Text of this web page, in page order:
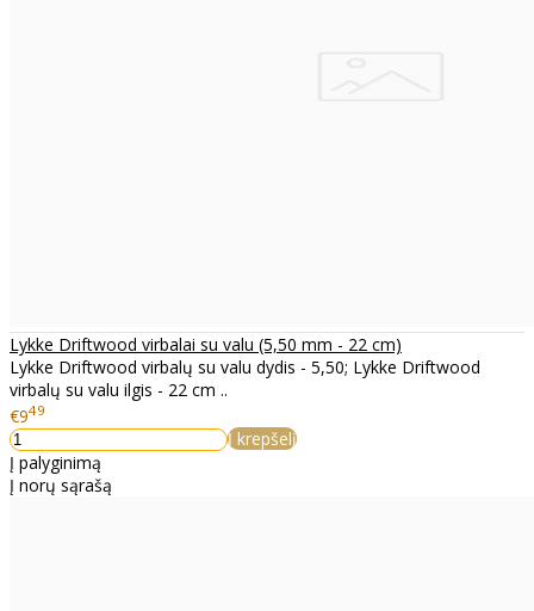
Lykke Driftwood virbalai su valu (5,50 mm - 22 cm)
Lykke Driftwood virbalų su valu dydis - 5,50; Lykke Driftwood
virbalų su valu ilgis - 22 cm ..
€949
Į krepšelį
Į palyginimą
Į norų sąrašą